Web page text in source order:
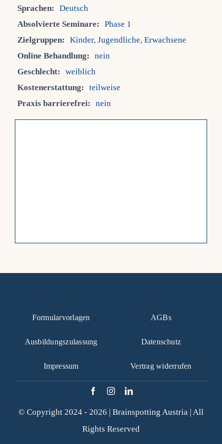
Sprachen:
Deutsch
Absolvierte Seminare:
Phase 1
Zielgruppen:
Kinder, Jugendliche, Erwachsene
Online Behandlung:
nein
Geschlecht:
weiblich
Kostenerstattung:
teilweise
Praxis barrierefrei:
nein
Formularvorlagen
Ausbildungszulassung
Impressum
AGBs
Datenschutz
Vertrag widerrufen
© Copyright 2024 - 2026 | Brainspotting Austria | All
Rights Reserved